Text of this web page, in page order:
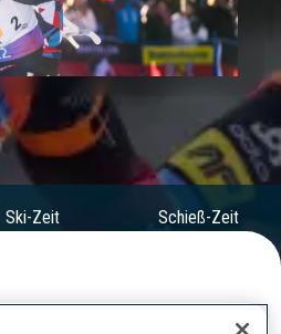
Play
Video
Ski-Zeit Schieß-Zeit